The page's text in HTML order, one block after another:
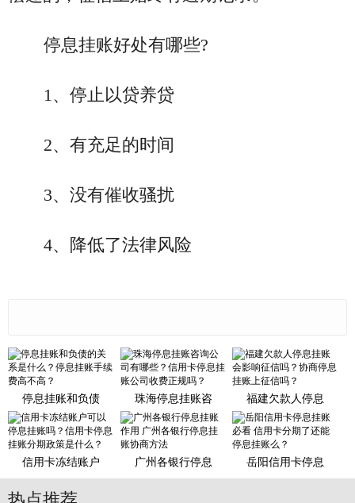
停息挂账好处有哪些?
1、停止以贷养贷
2、有充足的时间
3、没有催收骚扰
4、降低了法律风险
停息挂账和负债 珠海停息挂账咨 福建欠款人停息
信用卡冻结账户 广州各银行停息 岳阳信用卡停息